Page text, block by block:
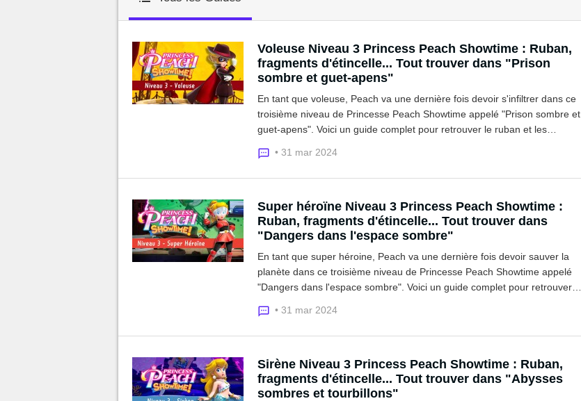
MGG
Voleuse Niveau 3 Princess Peach Showtime : Ruban,
fragments d'étincelle... Tout trouver dans "Prison
sombre et guet-apens"
En tant que voleuse, Peach va une dernière fois devoir s'infiltrer dans ce
troisième niveau de Princesse Peach Showtime appelé "Prison sombre et
guet-apens". Voici un guide complet pour retrouver le ruban et les
• 31 mar 2024
Super héroïne Niveau 3 Princess Peach Showtime :
Ruban, fragments d'étincelle... Tout trouver dans
"Dangers dans l'espace sombre"
En tant que super héroine, Peach va une dernière fois devoir sauver la
planète dans ce troisième niveau de Princesse Peach Showtime appelé
"Dangers dans l'espace sombre". Voici un guide complet pour retrouver le
• 31 mar 2024
Sirène Niveau 3 Princess Peach Showtime : Ruban,
fragments d'étincelle... Tout trouver dans "Abysses
sombres et tourbillons"